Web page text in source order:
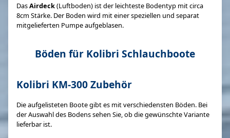
DasAirdeck(Luftboden) ist der leichteste Bodentyp mit circa
8cm Stärke. Der Boden wird mit einer speziellen und separat
mitgelieferten Pumpe aufgeblasen.
Böden für Kolibri Schlauchboote
Kolibri KM-300 Zubehör
Die aufgelisteten Boote gibt es mit verschiedensten Böden. Bei
der Auswahl des Bodens sehen Sie, ob die gewünschte Variante
lieferbar ist.